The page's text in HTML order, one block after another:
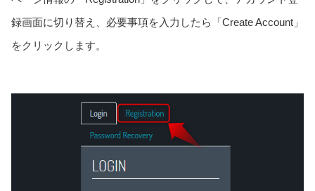
録画面に切り替え、必要事項を入力したら「Create Account」
をクリックします。